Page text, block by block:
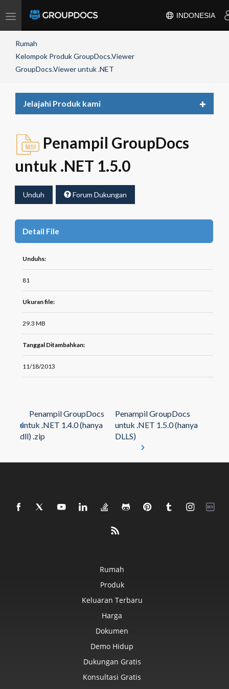
Toggle
INDONESIA
Rumah
Kelompok Produk GroupDocs.Viewer
GroupDocs.Viewer untuk .NET
Jelajahi Produk kami
Toggle
Penampil GroupDocs
untuk .NET 1.5.0
Unduh Forum Dukungan
Detail File
Unduhs:
81
Ukuran file:
29.3 MB
Tanggal Ditambahkan:
11/18/2013
Penampil GroupDocs
untuk .NET 1.4.0 (hanya
dll) .zip
Penampil GroupDocs
untuk .NET 1.5.0 (hanya
DLLS)
Rumah
Produk
Keluaran Terbaru
Harga
Dokumen
Demo Hidup
Dukungan Gratis
Konsultasi Gratis